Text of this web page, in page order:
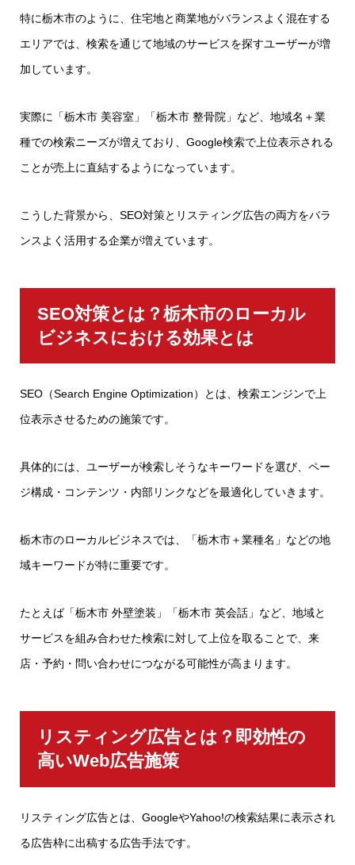
特に栃木市のように、住宅地と商業地がバランスよく混在する
エリアでは、検索を通じて地域のサービスを探すユーザーが増
加しています。
実際に「栃木市 美容室」「栃木市 整骨院」など、地域名＋業
種での検索ニーズが増えており、Google検索で上位表示される
ことが売上に直結するようになっています。
こうした背景から、SEO対策とリスティング広告の両方をバラ
ンスよく活用する企業が増えています。
SEO対策とは？栃木市のローカル
ビジネスにおける効果とは
SEO（Search Engine Optimization）とは、検索エンジンで上
位表示させるための施策です。
具体的には、ユーザーが検索しそうなキーワードを選び、ペー
ジ構成・コンテンツ・内部リンクなどを最適化していきます。
栃木市のローカルビジネスでは、「栃木市＋業種名」などの地
域キーワードが特に重要です。
たとえば「栃木市 外壁塗装」「栃木市 英会話」など、地域と
サービスを組み合わせた検索に対して上位を取ることで、来
店・予約・問い合わせにつながる可能性が高まります。
リスティング広告とは？即効性の
高いWeb広告施策
リスティング広告とは、GoogleやYahoo!の検索結果に表示され
る広告枠に出稿する広告手法です。